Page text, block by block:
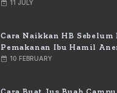
11 JULY
Cara Naikkan HB Sebelum
Pemakanan Ibu Hamil
10 FEBRUARY